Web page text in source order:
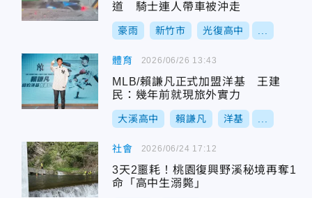
道 騎士連人帶車被沖走
豪雨 新竹市 光復高中
體育
MLB/賴謙凡正式加盟洋基 王建
民：幾年前就現旅外實力
大溪高中 賴謙凡 洋基
2026/06/26 13:43
社會
3天2噩耗！桃園復興野溪秘境再奪1
命「高中生溺斃」
2026/06/24 17:12